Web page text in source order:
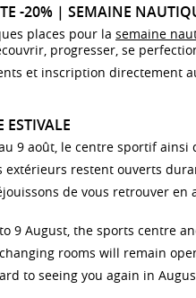
1 / Participant·e
LUC Academy / 11
Inscriptions terminées
-20% | SEMAINE
places pour la semaine
progresser, se
et inscription directement
ESTIVALE
9 août, le centre sportif ainsi
extérieurs restent ouverts
de vous retrouver en
9 August, the sports centre
rooms will remain
to seeing you again in